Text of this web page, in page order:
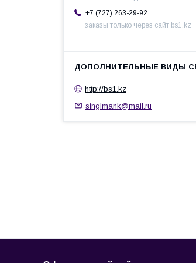
+7 (727) 263-29-92
заказы только через сайт bs1.kz
http://bs1.kz
singlmank@mail.ru